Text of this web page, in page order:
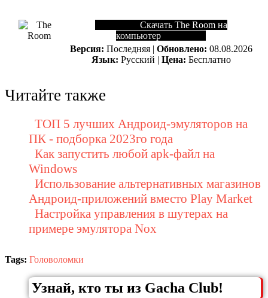
Скачать The Room на
компьютер
Версия: Последняя | Обновлено: 08.08.2026
Язык: Русский | Цена: Бесплатно
Читайте также
ТОП 5 лучших Андроид-эмуляторов на
ПК - подборка 2023го года
Как запустить любой apk-файл на
Windows
Использование альтернативных магазинов
Андроид-приложений вместо Play Market
Настройка управления в шутерах на
примере эмулятора Nox
Tags: Головоломки
Узнай, кто ты из Gacha Club!